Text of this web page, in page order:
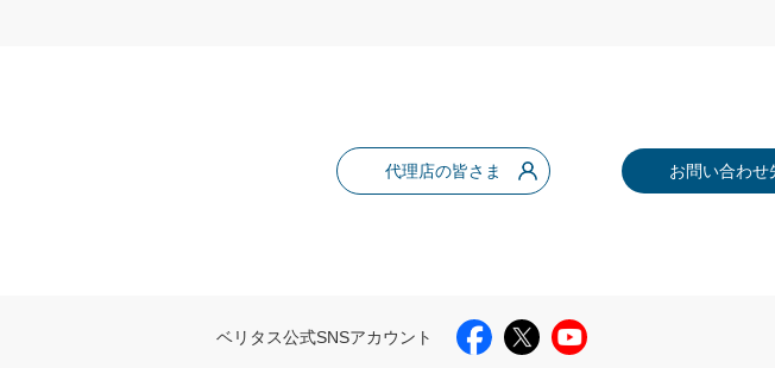
代理店の皆さま お問い合わせ
ベリタス公式SNSアカウント